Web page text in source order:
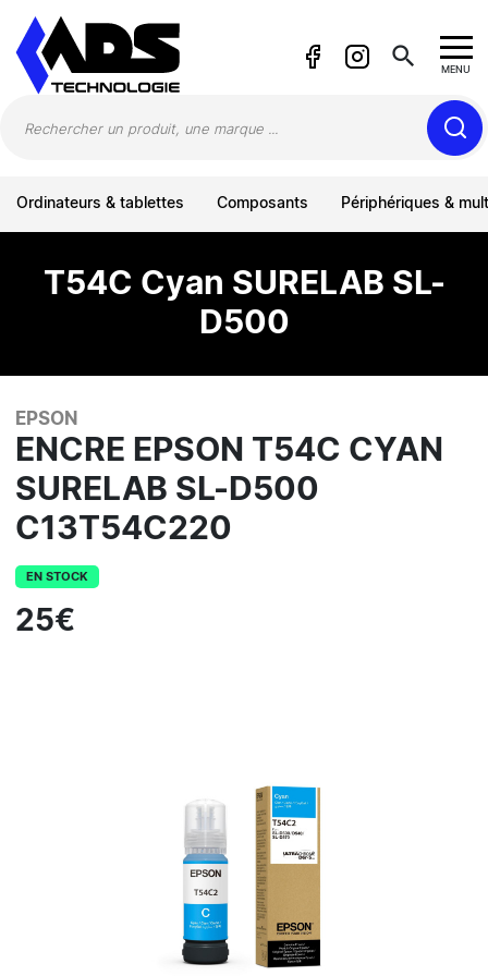
search MENU
Ordinateurs & tablettes Composants Périphériques &
T54C Cyan SURELAB SL-
D500
EPSON
ENCRE EPSON T54C CYAN
SURELAB SL-D500
C13T54C220
EN STOCK
25€